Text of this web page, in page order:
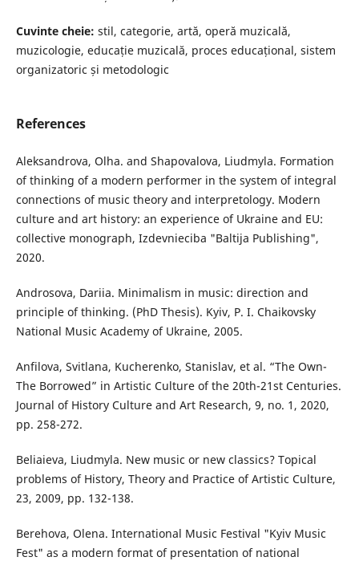
Cuvinte cheie: stil, categorie, artă, operă muzicală,
muzicologie, educație muzicală, proces educațional, sistem
organizatoric și metodologic
References
Aleksandrova, Olha. and Shapovalova, Liudmyla. Formation
of thinking of a modern performer in the system of integral
connections of music theory and interpretology. Modern
culture and art history: an experience of Ukraine and EU:
collective monograph, Izdevnieciba "Baltija Publishing",
2020.
Androsova, Dariia. Minimalism in music: direction and
principle of thinking. (PhD Thesis). Kyiv, P. I. Chaikovsky
National Music Academy of Ukraine, 2005.
Anfilova, Svitlana, Kucherenko, Stanislav, et al. “The Own-
The Borrowed” in Artistic Culture of the 20th-21st Centuries.
Journal of History Culture and Art Research, 9, no. 1, 2020,
pp. 258-272.
Beliaieva, Liudmyla. New music or new classics? Topical
problems of History, Theory and Practice of Artistic Culture,
23, 2009, pp. 132-138.
Berehova, Olena. International Music Festival "Kyiv Music
Fest" as a modern format of presentation of national